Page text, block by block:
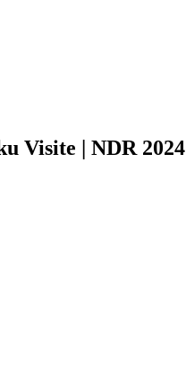
Visite | NDR 2024